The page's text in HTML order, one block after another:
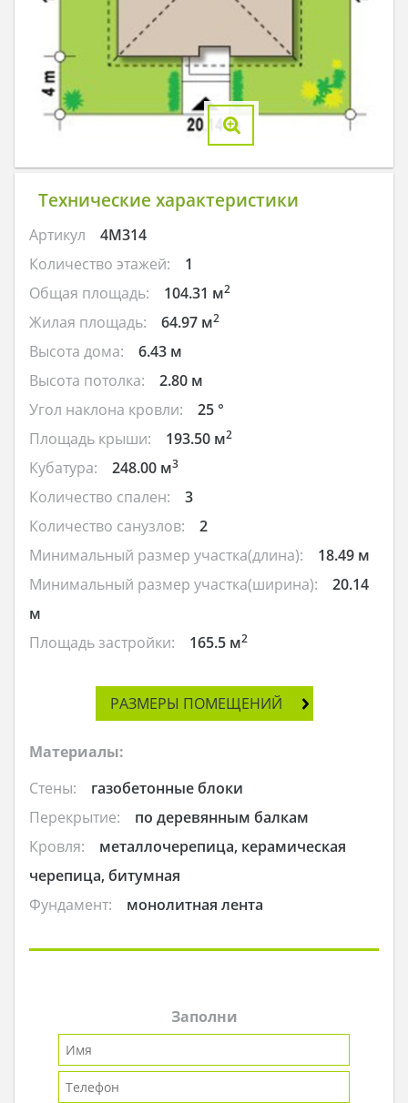
Технические характеристики
Артикул
4M314
Количество этажей:
1
Общая площадь:
104.31 м2
Жилая площадь: 64.97 м2
Высота дома:
6.43 м
Высота потолка:
2.80 м
Угол наклона кровли:
25 °
Площадь крыши:
193.50 м2
Кубатура: 248.00 м3
Количество спален:
3
Количество санузлов:
2
Минимальный размер участка(длина):
18.49 м
Минимальный размер участка(ширина):
20.14
м
Площадь застройки:
165.5 м2
РАЗМЕРЫ ПОМЕЩЕНИЙ
Материалы:
Стены:
газобетонные блоки
Перекрытие:
по деревянным балкам
Кровля:
металлочерепица, керамическая
черепица, битумная
Фундамент:
монолитная лента
Заполни